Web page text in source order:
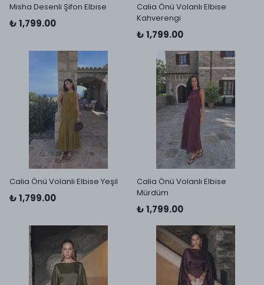
Misha Desenli Şifon Elbise
₺ 1,799.00
Calia Önü Volanlı Elbise
Kahverengi
₺ 1,799.00
Calia Önü Volanlı Elbise Yeşil
₺ 1,799.00
Calia Önü Volanlı Elbise
Mürdüm
₺ 1,799.00